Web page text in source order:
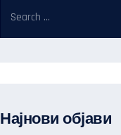
Најнови објави